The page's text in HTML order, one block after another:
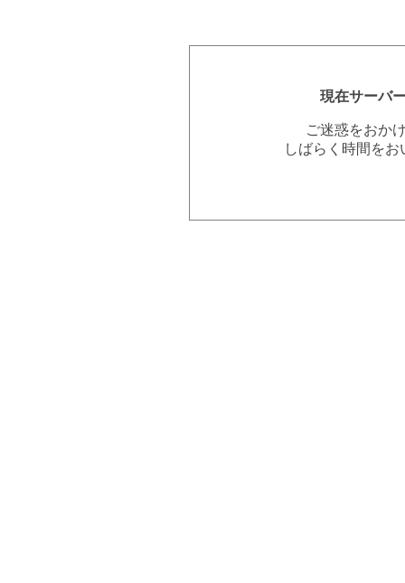
現在サーバ
ご迷惑をおか
しばらく時間を